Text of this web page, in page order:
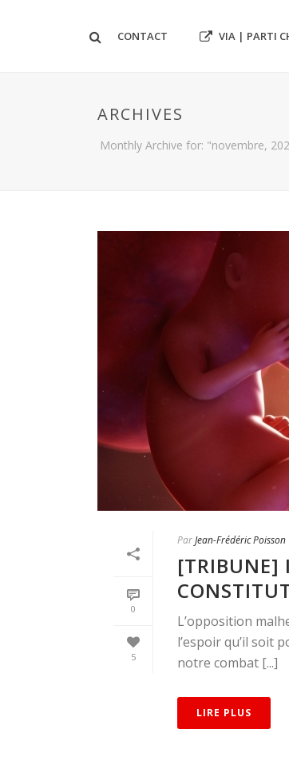
VIA | PARTI
CONTACT
ARCHIVES
Monthly Archive for: "novembre,
0
5
ParJean-Frédéric Poisson
[TRIBUNE]
L’opposition
l’espoir qu’il soit
notre combat [...]
LIRE PLUS